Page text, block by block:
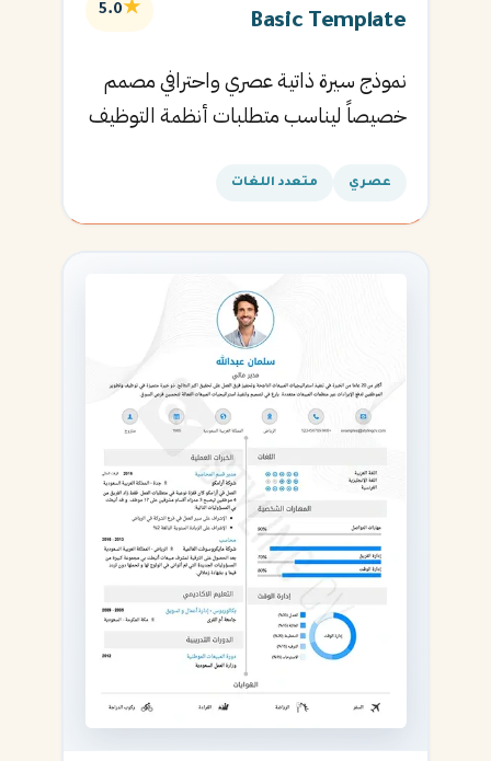
Basic Template
★
5.0
نموذج سيرة ذاتية عصري واحترافي مصمم
خصيصاً ليناسب متطلبات أنظمة التوظيف
القادمة.
عصري متعدد اللغات